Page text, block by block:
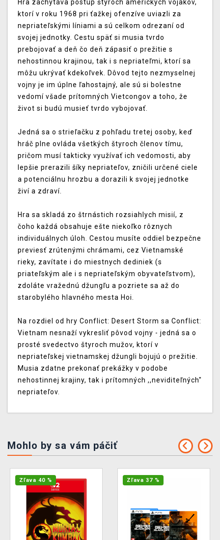
Hra zachytáva postup štyroch amerických vojakov,
ktorí v roku 1968 pri ťažkej ofenzíve uviazli za
nepriateľskými líniami a sú celkom odrezaní od
svojej jednotky. Cestu späť si musia tvrdo
prebojovať a deň čo deň zápasiť o prežitie s
nehostinnou krajinou, tak i s nepriateľmi, ktorí sa
môžu ukrývať kdekoľvek. Dôvod tejto nezmyselnej
vojny je im úplne ľahostajný, ale sú si bolestne
vedomí všade prítomných Vietcongov a toho, že
život si budú musieť tvrdo vybojovať.
Jedná sa o strieľačku z pohľadu tretej osoby, keď
hráč plne ovláda všetkých štyroch členov tímu,
pričom musí takticky využívať ich vedomosti, aby
lepšie prerazili šíky nepriateľov, zničili určené ciele
a potenciálnu hrozbu a dorazili k svojej jednotke
živí a zdraví.
Hra sa skladá zo štrnástich rozsiahlych misií, z
čoho každá obsahuje ešte niekoľko rôznych
individuálnych úloh. Cestou musíte oddiel bezpečne
previesť zrútenými chrámami, cez Vietnamské
rieky, zavítate i do miestnych dediniek (s
priateľským ale i s nepriateľským obyvateľstvom),
zdoláte vražednú džungľu a pozriete sa až do
starobylého hlavného mesta Hoi.
Na rozdiel od hry Conflict: Desert Storm sa Conflict:
Vietnam nesnaží vykresliť pôvod vojny - jedná sa o
prosté svedectvo štyroch mužov, ktorí v
nepriateľskej vietnamskej džungli bojujú o prežitie.
Musia zdatne prekonať prekážky v podobe
nehostinnej krajiny, tak i prítomných ,,neviditeľných"
nepriateľov.
Mohlo by sa vám páčiť
Zľava 40 % Zľava 37 %